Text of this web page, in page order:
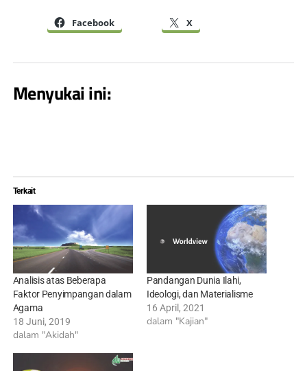
Facebook X
Menyukai ini:
Terkait
Analisis atas Beberapa
Faktor Penyimpangan dalam
Agama
18 Juni, 2019
dalam "Akidah"
Pandangan Dunia Ilahi,
Ideologi, dan Materialisme
16 April, 2021
dalam "Kajian"